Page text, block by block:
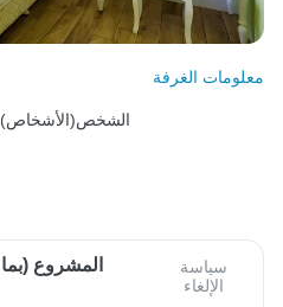
معلومات الغرفة
1~3 الشخص(الأشخاص)
سياسة
الإلغاء